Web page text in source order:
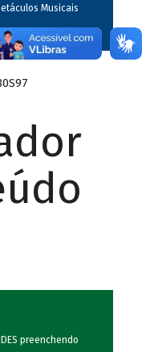
Musicais
preenchendo